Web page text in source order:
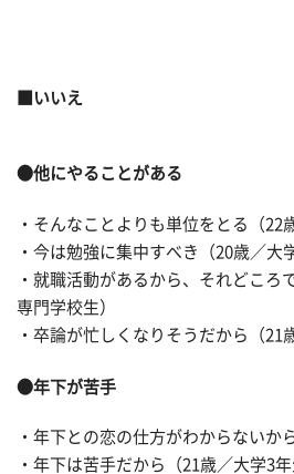
■いいえ
●他にやることがある
・そんなことよりも単位をとる（22
・今は勉強に集中すべき（20歳／大
・就職活動があるから、それどころ
専門学校生）
・卒論が忙しくなりそうだから（21
●年下が苦手
・年下との恋の仕方がわからないか
・年下は苦手だから（21歳／大学3年